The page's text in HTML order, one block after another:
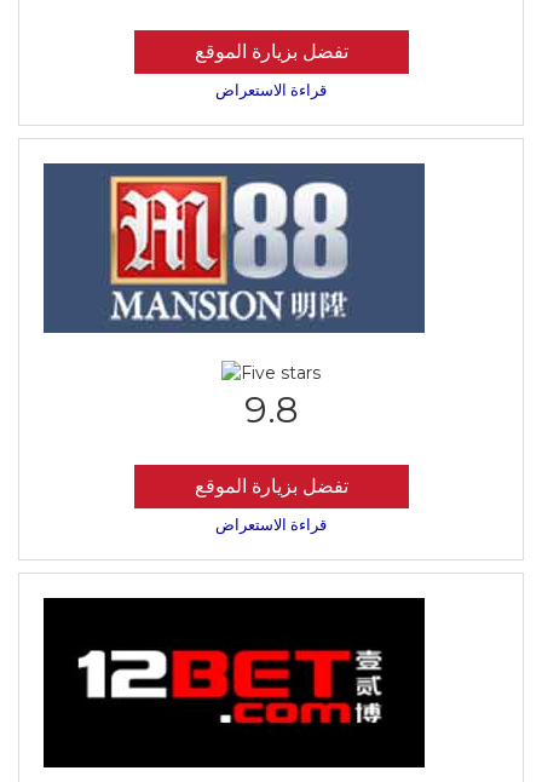
تفضل بزيارة الموقع
قراءة الاستعراض
9.8
تفضل بزيارة الموقع
قراءة الاستعراض